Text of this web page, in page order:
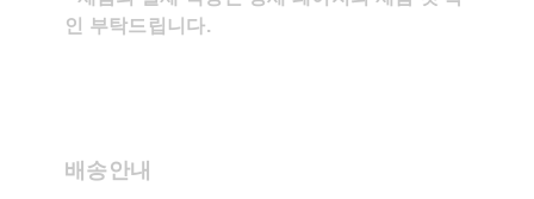
인 부탁드립니다.
배송안내